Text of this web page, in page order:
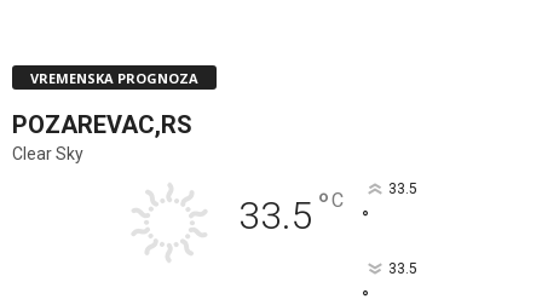
VREMENSKA PROGNOZA
POZAREVAC,RS
Clear Sky
33.5 °C 33.5
°
33.5
°